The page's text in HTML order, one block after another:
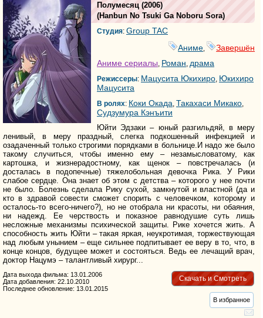
Полумесяц (2006)
(Hanbun No Tsuki Ga Noboru Sora)
Студия: Group TAC
Аниме
Завершён
Аниме сериалы, Роман, драма
Режиссеры: Мацусита Юкихиро, Юкихиро
Мацусита
В ролях: Коки Окада, Такахаси Микако,
Судзумура Кэнъити
Юйти Эдзаки – юный разгильдяй, в меру
ленивый, в меру праздный, слегка подкошенный инфекцией и
озадаченный только строгими порядками в больнице.И надо же было
такому случиться, чтобы именно ему – незамысловатому, как
картошка, и жизнерадостному, как щенок – повстречалась (и
досталась в подопечные) тяжелобольная девочка Рика. У Рики
слабое сердце. Она знает об этом с детства – которого у нее почти
не было. Болезнь сделала Рику сухой, замкнутой и властной (да и
кто в здравой совести сможет спорить с человечком, которому и
осталось-то всего-ничего?), но не отобрала ни красоты, ни обаяния,
ни надежд. Ее черствость и показное равнодушие суть лишь
несложные механизмы психической защиты. Рике хочется жить. А
способность жить Юйти – такая яркая, неукротимая, торжествующая
над любым унынием – еще сильнее подпитывает ее веру в то, что, в
конце концов, будущее может и состояться. Ведь ее лечащий врач,
доктор Нацумэ – талантливый хирург...
Скачать и Смотреть
Дата выхода фильма: 13.01.2006
Дата добавления: 22.10.2010
Последнее обновление: 13.01.2015
В избранное